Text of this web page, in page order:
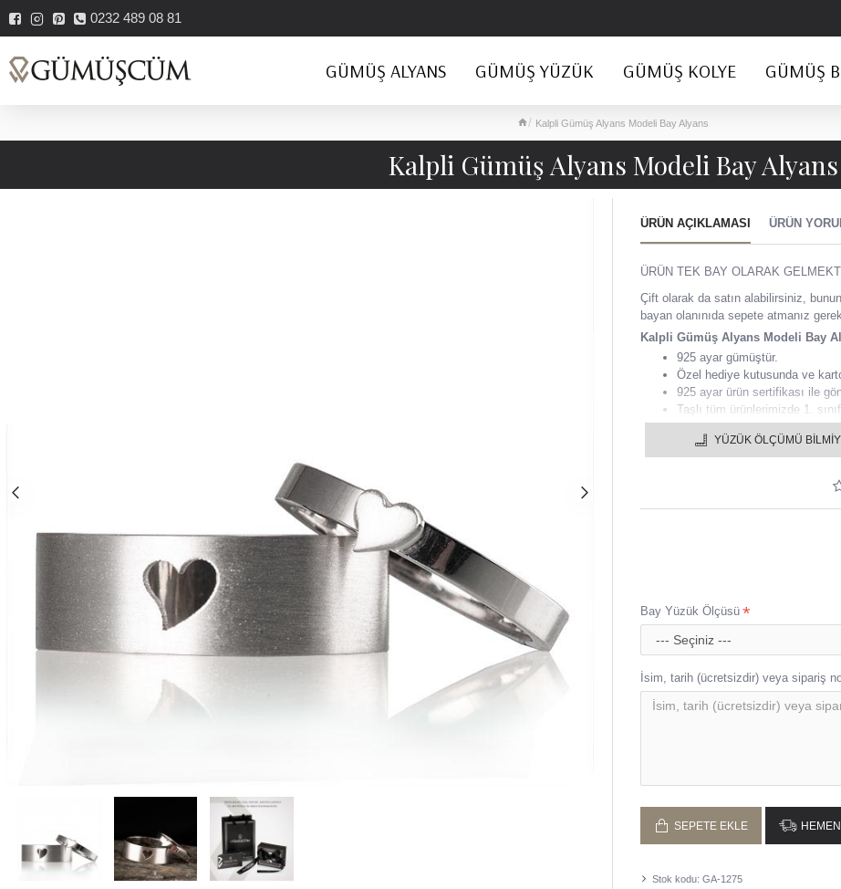
0232 489 08 81
GÜMÜŞ ALYANS GÜMÜŞ YÜZÜK GÜMÜŞ KOLYE GÜMÜŞ
Kalpli Gümüş Alyans Modeli Bay Alyans
Kalpli Gümüş Alyans Modeli Bay Alyans
ÜRÜN AÇIKLAMASI ÜRÜN
ÜRÜN TEK BAY OLARAK
Çift olarak da satın alabilirsiniz,
bayan olanınıda sepete atmanız
Kalpli Gümüş Alyans Modeli Bay
925 ayar gümüştür.
Özel hediye kutusunda ve
925 ayar ürün sertifikası ile
Taşlı tüm ürünlerimizde 1.
Gümüş alyansınızı
1 YIL GARANTİLİDİR.
Bütün gümüş alyanslar en
Ürünlerimiz el işçiliği ile
YÜZÜK ÖLÇÜMÜ
Stok kodu: GA-1275
Bay Yüzük Ölçüsü
İsim, tarih (ücretsizdir) veya sipariş
SEPETE EKLE HEMEN